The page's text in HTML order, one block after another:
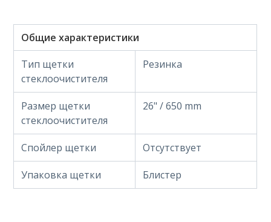
Общие характеристики
Тип щетки
стеклоочистителя
Резинка
Размер щетки
стеклоочистителя
26" / 650 mm
Спойлер щетки Отсутствует
Упаковка щетки Блистер